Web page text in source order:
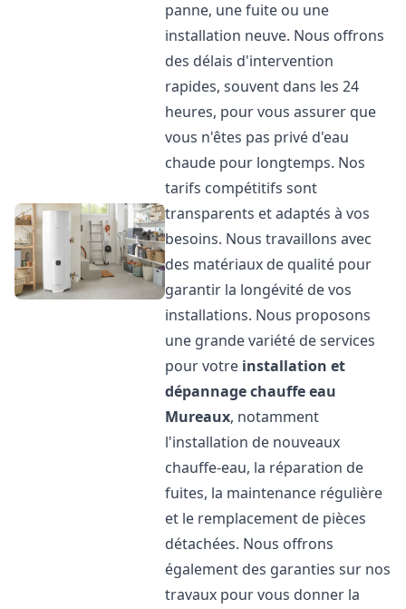
panne, une fuite ou une
installation neuve. Nous offrons
des délais d'intervention
rapides, souvent dans les 24
heures, pour vous assurer que
vous n'êtes pas privé d'eau
chaude pour longtemps. Nos
tarifs compétitifs sont
transparents et adaptés à vos
besoins. Nous travaillons avec
des matériaux de qualité pour
garantir la longévité de vos
installations. Nous proposons
une grande variété de services
pour votre installation et
dépannage chauffe eau
Mureaux, notamment
l'installation de nouveaux
chauffe-eau, la réparation de
fuites, la maintenance régulière
et le remplacement de pièces
détachées. Nous offrons
également des garanties sur nos
travaux pour vous donner la